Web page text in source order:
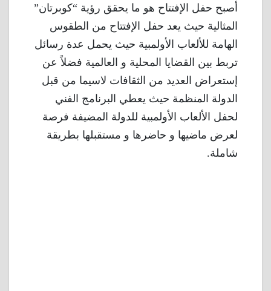
أصبح حفل الإفتتاح هو ما يحقق رؤية “كوبرتان”
المثالية حيث يعد حفل الإفتتاح من الطقوس
الهامة للألعاب الأولمبية حيث يحمل عدة رسائل
تربط بين القضايا المحلية و العالمية فضلاً عن
إستعراض العديد من الثقافات لاسيما من قبل
الدولة المنظمة حيث يعطي البرنامج الفني
لحفل الألعاب الأولمبية للدولة المضيفة فرصة
لعرض ماضيها و حاضرها و مستقبلها بطريقة
شاملة.